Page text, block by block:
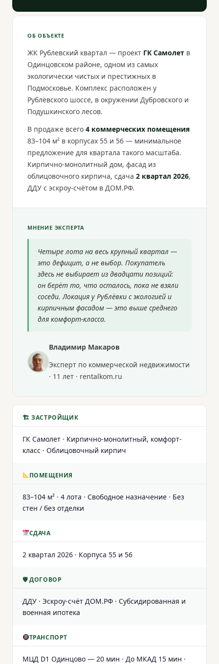
ОБ ОБЪЕКТЕ
ЖК Рублевский квартал — проект ГК Самолет в
Одинцовском районе, одном из самых
экологически чистых и престижных в
Подмосковье. Комплекс расположен у
Рублёвского шоссе, в окружении Дубровского и
Подушкинского лесов.
В продаже всего 4 коммерческих помещения
83–104 м² в корпусах 55 и 56 — минимальное
предложение для квартала такого масштаба.
Кирпично-монолитный дом, фасад из
облицовочного кирпича, сдача 2 квартал 2026,
ДДУ с эскроу-счётом в ДОМ.РФ.
МНЕНИЕ ЭКСПЕРТА
Четыре лота на весь крупный квартал —
это дефицит, а не выбор. Покупатель
здесь не выбирает из двадцати позиций:
он берёт то, что осталось, пока не взяли
соседи. Локация у Рублёвки с экологией и
кирпичным фасадом — это выше среднего
для комфорт-класса.
Владимир Макаров
Эксперт по коммерческой недвижимости
· 11 лет · rentalkom.ru
🏗 ЗАСТРОЙЩИК
ГК Самолет · Кирпично-монолитный, комфорт-
класс · Облицовочный кирпич
ПОМЕЩЕНИЯ
83–104 м² · 4 лота · Свободное назначение · Без
стен / без отделки
СДАЧА
2 квартал 2026 · Корпуса 55 и 56
🛡 ДОГОВОР
ДДУ · Эскроу-счёт ДОМ.РФ · Субсидированная и
военная ипотека
ТРАНСПОРТ
МЦД D1 Одинцово — 20 мин · До МКАД 15 мин ·